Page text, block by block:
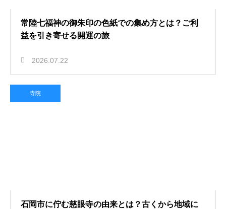
常陸七福神の御朱印の色紙での集め方とは？ご利
益を引き寄せる開運の旅
2026.07.22
寺院
石岡市に佇む慈眼寺の由来とは？古くから地域に